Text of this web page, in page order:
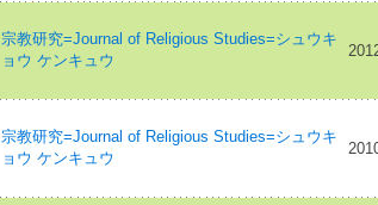
宗教研究=Journal of Religious Studies=シュウキ
ョウ ケンキュウ
宗教研究=Journal of Religious Studies=シュウキ
ョウ ケンキュウ